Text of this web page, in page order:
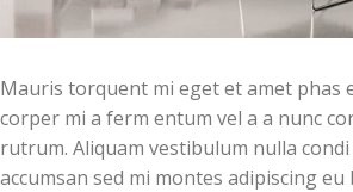
Mauris torquent mi eget et amet phas
corper mi a ferm entum vel a a nunc
rutrum. Aliquam vestibulum nulla
accumsan sed mi montes adipiscing